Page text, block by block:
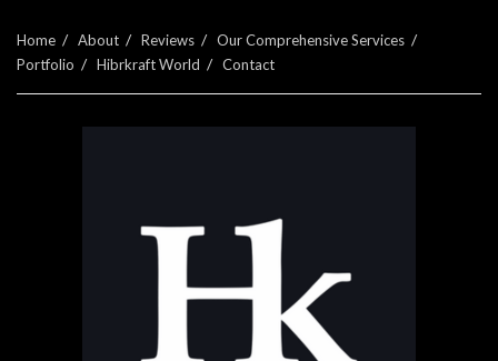
Home About Reviews
Our Comprehensive Services
Portfolio
Hibrkraft World Contact